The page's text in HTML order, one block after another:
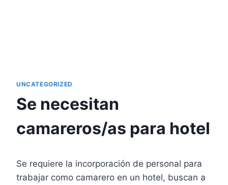
UNCATEGORIZED
Se necesitan
camareros/as para hotel
Se requiere la incorporación de personal para
trabajar como camarero en un hotel, buscan a